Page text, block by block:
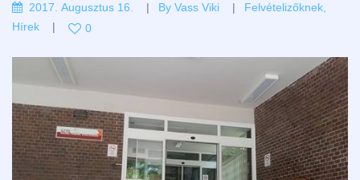
2017. Augusztus 16. By Vass Viki Felvételizőknek
Hírek
0